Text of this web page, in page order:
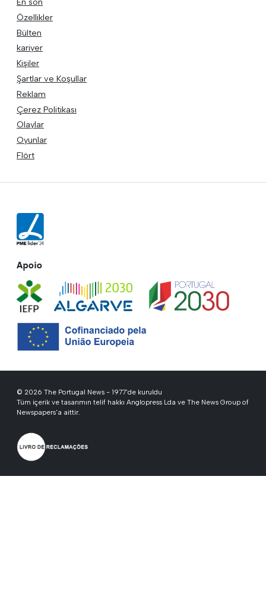
Özellikler
Bülten
kariyer
Kişiler
Şartlar ve Koşullar
Reklam
Çerez Politikası
Olaylar
Oyunlar
Flört
Apoio
© 2026 The Portugal News - 1977'de kuruldu
Tüm içerik ve tasarımın telif hakkı Anglopress Lda ve The News Group of
Newspapers'a aittir.